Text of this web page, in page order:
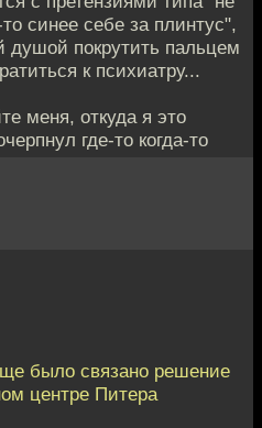
синее себе за плинтус",
душой покрутить пальцем
к психиатру...
меня, откуда я это
где-то когда-то
было связано решение
центре Питера